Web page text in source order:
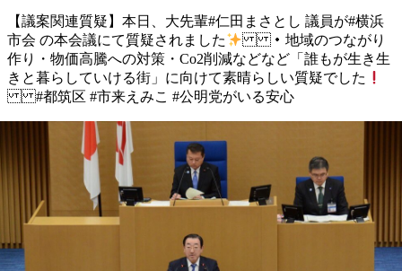
【議案関連質疑】 本日、大先輩 #仁田まさとし 議員が #横浜
市会 の本会議にて 質疑されました
・地域のつながり
作り ・物価高騰への対策 ・Co2削減 などなど 「誰もが生き生
きと暮らしていける 街」に向けて素晴らしい質疑でした
#都筑区 #市来えみこ #公明党がいる安心